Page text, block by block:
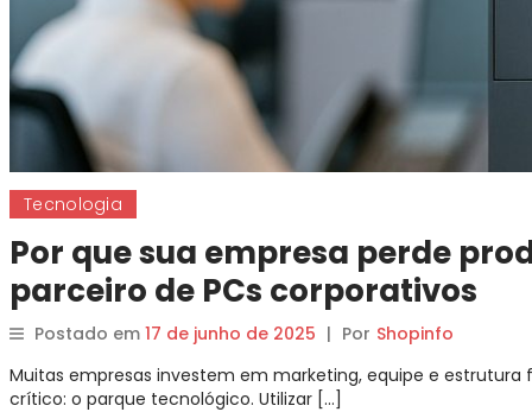
Tecnologia
Por que sua empresa perde
parceiro de PCs corporativos
Postado em 17 de junho de 2025 | Por Shopinfo
Muitas empresas investem em marketing, equipe e
crítico: o parque tecnológico. Utilizar […]